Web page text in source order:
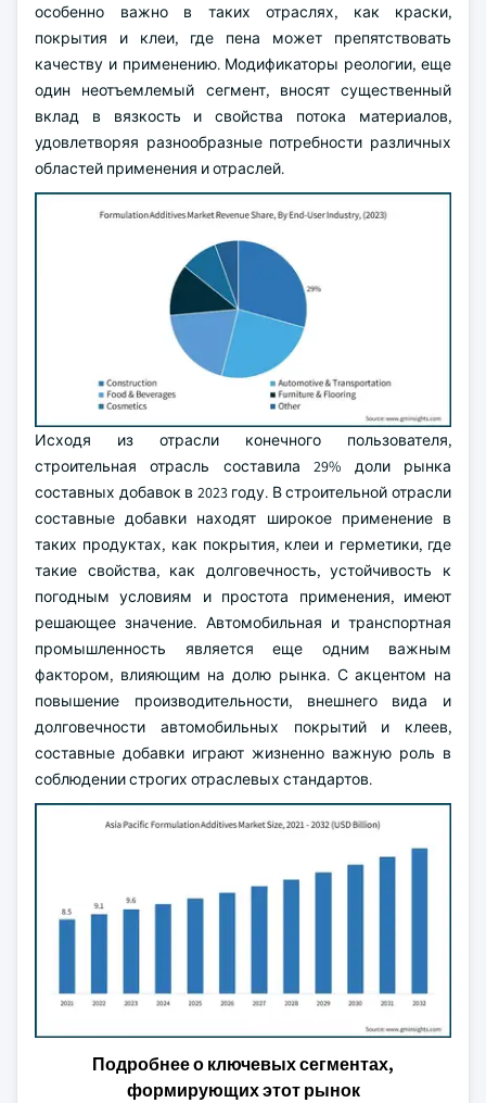
особенно важно в таких отраслях, как краски,
покрытия и клеи, где пена может препятствовать
качеству и применению. Модификаторы реологии, еще
один неотъемлемый сегмент, вносят существенный
вклад в вязкость и свойства потока материалов,
удовлетворяя разнообразные потребности различных
областей применения и отраслей.
Исходя из отрасли конечного пользователя,
строительная отрасль составила 29% доли рынка
составных добавок в 2023 году. В строительной отрасли
составные добавки находят широкое применение в
таких продуктах, как покрытия, клеи и герметики, где
такие свойства, как долговечность, устойчивость к
погодным условиям и простота применения, имеют
решающее значение. Автомобильная и транспортная
промышленность является еще одним важным
фактором, влияющим на долю рынка. С акцентом на
повышение производительности, внешнего вида и
долговечности автомобильных покрытий и клеев,
составные добавки играют жизненно важную роль в
соблюдении строгих отраслевых стандартов.
Подробнее о ключевых сегментах,
формирующих этот рынок